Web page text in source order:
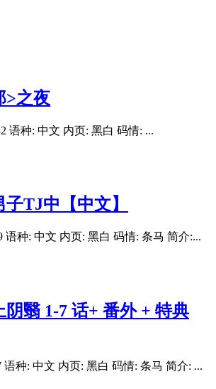
>之夜
语种: 中文 内页: 黑白 码情: ...
TJ中【中文】
语种: 中文 内页: 黑白 码情: 条马 简介:...
翳 1-7 话+ 番外 + 特典
语种: 中文 内页: 黑白 码情: 条马 简介: ...